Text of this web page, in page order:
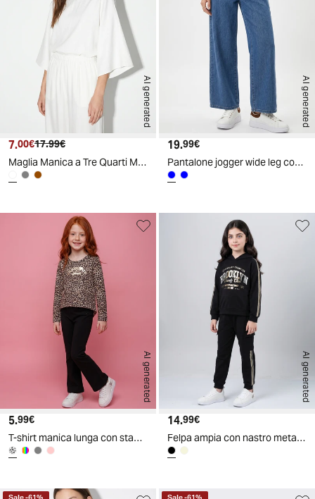
AI generated
Prezzo attuale
7.00€ Prezzo originale
17.99€
Maglia Manica a Tre Quarti Morbida - Bianco
AI generated
Prezzo attuale
19.99€
Pantalone jogger wide leg con tasche - Denim
AI generated
Prezzo attuale
5.99€
T-shirt manica lunga con stampa lucida - Leopardato
AI generated
Prezzo attuale
14.99€
Felpa ampia con nastro metallizzato lucido - Nero